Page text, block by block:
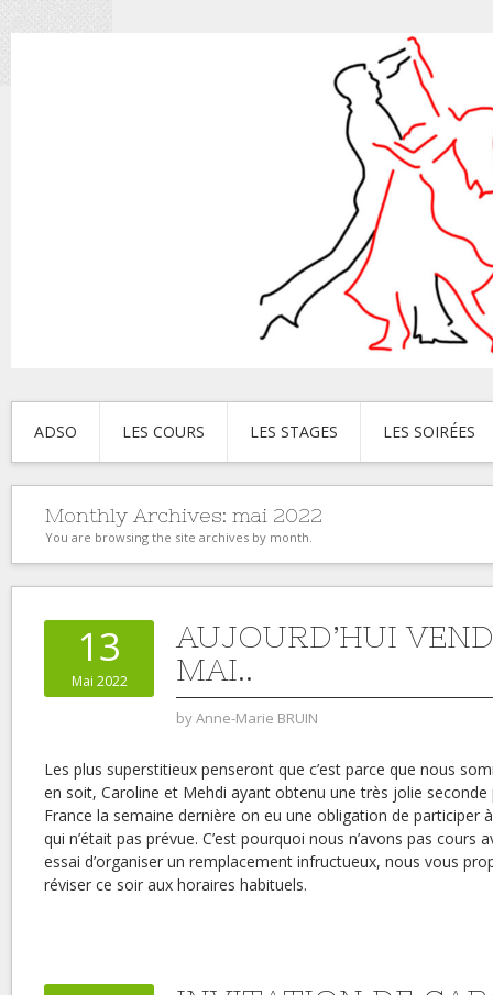
ADSO LES COURS LES STAGES LES SOIRÉES
Monthly Archives: mai 2022
You are browsing the site archives by month.
13
Mai 2022
AUJOURD’HUI
MAI..
byAnne-Marie BRUIN
Les plus superstitieux penseront que c’est parce que nous
en soit, Caroline et Mehdi ayant obtenu une très jolie
France la semaine dernière on eu une obligation de participer
qui n’était pas prévue. C’est pourquoi nous n’avons pas cours
essai d’organiser un remplacement infructueux, nous vous
réviser ce soir aux horaires habituels.